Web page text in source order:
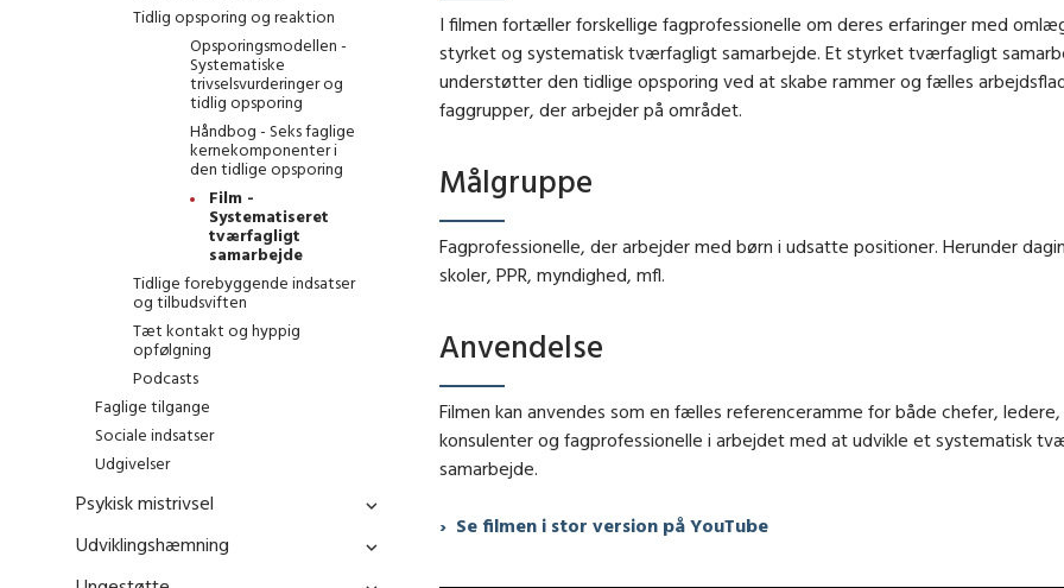
Tidlig opsporing og reaktion
Opsporingsmodellen -
Systematiske
trivselsvurderinger og
tidlig opsporing
Håndbog - Seks faglige
kernekomponenter i
den tidlige opsporing
Film -
Systematiseret
tværfagligt
samarbejde
Tidlige forebyggende indsatser
og tilbudsviften
Tæt kontakt og hyppig
opfølgning
Podcasts
Faglige tilgange
Sociale indsatser
Udgivelser
Psykisk mistrivsel
Udviklingshæmning
I filmen fortæller forskellige fagprofessionelle om deres erfaringer med
styrket og systematisk tværfagligt samarbejde. Et styrket tværfagligt
understøtter den tidlige opsporing ved at skabe rammer og fælles
faggrupper, der arbejder på området.
Målgruppe
Fagprofessionelle, der arbejder med børn i udsatte positioner. Herunder
skoler, PPR, myndighed, mfl.
Anvendelse
Filmen kan anvendes som en fælles referenceramme for både chefer, ledere,
konsulenter og fagprofessionelle i arbejdet med at udvikle et systematisk
samarbejde.
Se filmen i stor version på YouTube